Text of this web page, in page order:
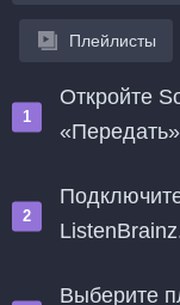
Плейлисты
Откройте
«Передать»
Выберите